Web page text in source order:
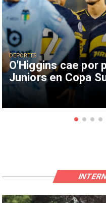
O'Higgins cae por
Juniors en Copa
DEPORTES